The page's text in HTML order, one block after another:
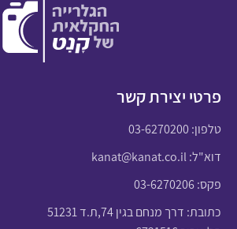
פרטי יצירת קשר
טלפון:03-6270200
דוא"ל:kanat@kanat.co.il
פקס: 03-6270206
כתובת: דרך מנחם בגין 74,ת.ד 51231